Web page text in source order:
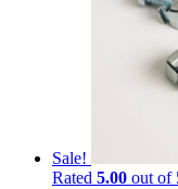
Sale!
Rated 5.00 out of